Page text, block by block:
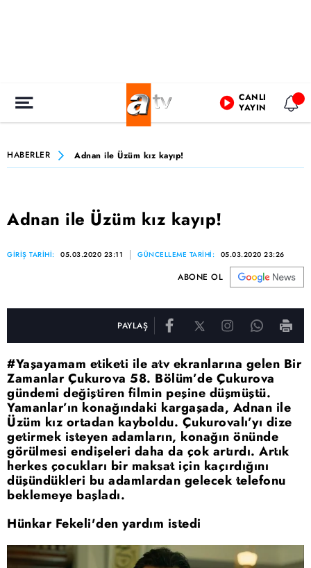
CANLI
YAYIN
HABERLER Adnan ile Üzüm kız kayıp!
Adnan ile Üzüm kız kayıp!
GİRİŞ TARİHİ: 05.03.2020 23:11 GÜNCELLEME TARİHİ: 05.03.2020 23:26
ABONE OL
PAYLAŞ
#Yaşayamam etiketi ile atv ekranlarına gelen Bir
Zamanlar Çukurova 58. Bölüm’de Çukurova
gündemi değiştiren filmin peşine düşmüştü.
Yamanlar’ın konağındaki kargaşada, Adnan ile
Üzüm kız ortadan kayboldu. Çukurovalı’yı dize
getirmek isteyen adamların, konağın önünde
görülmesi endişeleri daha da çok artırdı. Artık
herkes çocukları bir maksat için kaçırdığını
düşündükleri bu adamlardan gelecek telefonu
beklemeye başladı.
Hünkar Fekeli'den yardım istedi